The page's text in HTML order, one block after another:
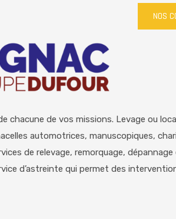
NOS
de vos missions. Levage ou
automotrices, manuscopiques,
de relevage, remorquage,
d’astreinte qui permet des